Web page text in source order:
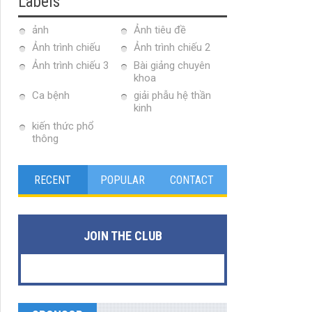
ảnh
Ảnh tiêu đề
Ảnh trình chiếu
Ảnh trình chiếu 2
Ảnh trình chiếu 3
Bài giảng chuyên
khoa
Ca bệnh
giải phẫu hệ thần
kinh
kiến thức phổ
thông
RECENT POPULAR CONTACT
JOIN THE CLUB